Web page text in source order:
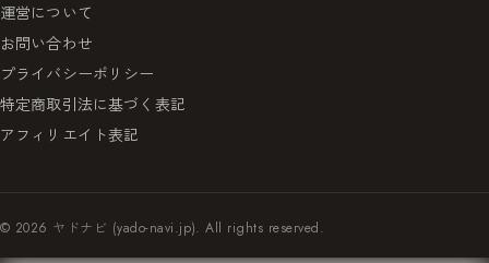
運営について
お問い合わせ
プライバシーポリシー
特定商取引法に基づく表記
アフィリエイト表記
© 2026 ヤドナビ (yado-navi.jp). All rights reserved.